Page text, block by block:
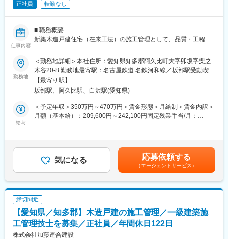
変更の範囲：会社の定める業務
良く、質問しやすい環境です。
当社は「共存共栄」を理念とし、地域のお客様と社員双方が幸せ
になる家づくりを大切にしてきました。ZEH（ゼロエネルギー住
年の信頼と豊富な土地情報を強みに、知多半島で安定した受注を
継続しています。
また、長期休暇（夏8日・冬11日）、残業は月平均20時間程度、
報奨金・賞与充実など、“働きやすさ”と“成果評価”を両立できる点
変更の範囲：会社の定める業務
正社員 転勤なし
仕事内容
■ 職務概要
新築木造戸建住宅（在来工法）の施工管理として、品質・工程・
たい方、地域密着で腰を据えて働きたい方に最適な環境です。
■ 具体的な業務内容
（1）協力会社の手配および職人への指示出し
（2）建築資材の発注・納品管理
（3）施工スケジュールの作成・調整
（4）現場の進捗管理、安全管理、品質チェック
地元で腰を据えて働きたい方にとって働きやすい環境です。
きます。ITツールを積極的に導入しており、紙や電話中心だった
管理業務も効率化されています。早い方で3か月程度で1棟を主担
当としてお任せするケースもあります。
■ 配属部署について
勤務地
＜勤務地詳細＞本社住所：愛知県知多郡阿久比町大字卯坂字栗之
木谷20-8 勤務地最寄駅：名古屋鉄道 名鉄河和線／坂部駅受動喫煙
対策：屋内全面禁煙変更の範囲：会社の定める事業所
【最寄り駅】
坂部駅、阿久比駅、白沢駅(愛知県)
給与
＜予定年収＞350万円～470万円＜賃金形態＞月給制＜賃金内訳＞
月額（基本給）：209,600円～242,100円固定残業手当/月：
＋下記手当などを支給・役付手当（主任：15,000円～）・資格手
当（二級建築施工管理技士：5,000円など）・賞与（年2回）賃金
はあくまでも目安の金額であり、選考を通じて上下する可能性が
あります。月給(月額)は固定手当を含めた表記です。
気になる 応募依頼する
（エージェントサービス）
締切間近
【愛知県／知多郡】木造戸建の施工管理／一級建築施
工管理技士を募集／正社員／年間休日122日
株式会社加藤連合建設